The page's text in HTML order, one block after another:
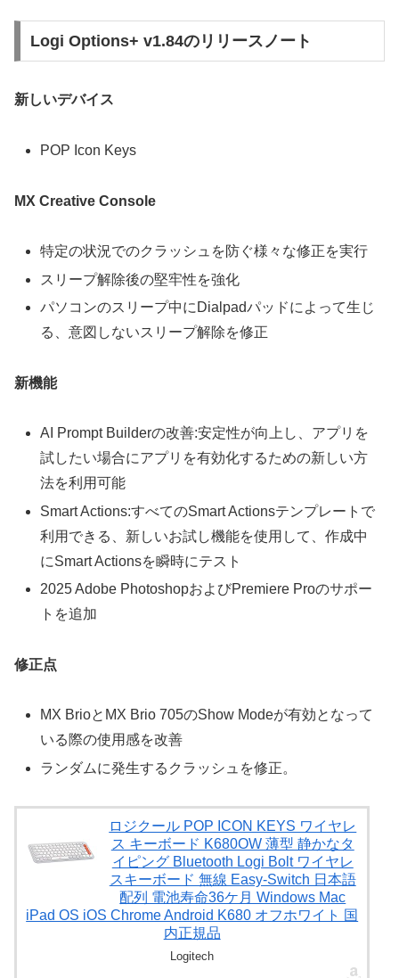
Logi Options+ v1.84のリリースノート
新しいデバイス
POP Icon Keys
MX Creative Console
特定の状況でのクラッシュを防ぐ様々な修正を実行
スリープ解除後の堅牢性を強化
パソコンのスリープ中にDialpadパッドによって生じ
る、意図しないスリープ解除を修正
新機能
AI Prompt Builderの改善:安定性が向上し、アプリを
試したい場合にアプリを有効化するための新しい方
法を利用可能
Smart Actions:すべてのSmart Actionsテンプレートで
利用できる、新しいお試し機能を使用して、作成中
にSmart Actionsを瞬時にテスト
2025 Adobe PhotoshopおよびPremiere Proのサポー
トを追加
修正点
MX BrioとMX Brio 705のShow Modeが有効となって
いる際の使用感を改善
ランダムに発生するクラッシュを修正。
ロジクール POP ICON KEYS ワイヤレ
ス キーボード K680OW 薄型 静かなタ
イピング Bluetooth Logi Bolt ワイヤレ
スキーボード 無線 Easy-Switch 日本語
配列 電池寿命36ケ月 Windows Mac
iPad OS iOS Chrome Android K680 オフホワイト 国
内正規品
Logitech